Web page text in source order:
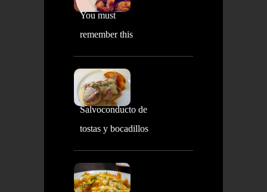
You must
remember this
Salvoconducto de
tostas y bocadillos